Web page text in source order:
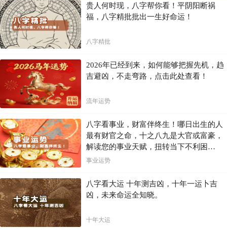
贵人何时现，八字帮你看！平阴阳断祸
福，八字精批批出一生好命运！
八字精批
2026年已经到来，如何能够把握先机，趋
吉避凶，不走弯路，点击此处查看！
流年运势
八字看事业，财富伴终生！哪日出生的人
最有财官之命，十之八九是大官或富豪，
解读您的事业天赋，扭转当下不利困
局！！
事业运势
八字看大运 十年测吉凶，十年一运卜吉
凶，未来命运全知晓。
十年大运